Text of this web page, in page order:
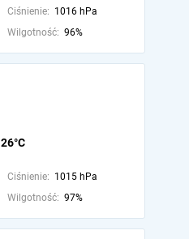
Ciśnienie: 1016 hPa
Wilgotność: 96%
26°C
Ciśnienie: 1015 hPa
Wilgotność: 97%